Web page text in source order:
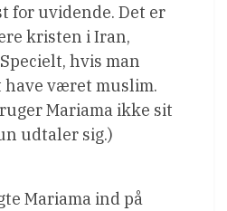
for uvidende. Det er
kristen i Iran,
hvis man
have været muslim.
Mariama ikke sit
udtaler sig.)
Mariama ind på